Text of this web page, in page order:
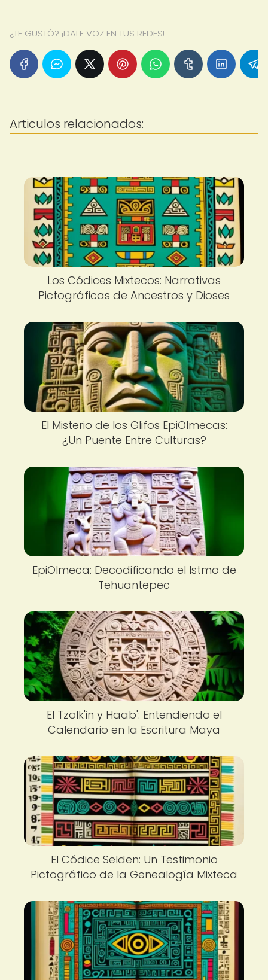
¿TE GUSTÓ? ¡DALE VOZ EN TUS REDES!
Articulos relacionados:
Los Códices Mixtecos: Narrativas
Pictográficas de Ancestros y Dioses
El Misterio de los Glifos EpiOlmecas:
¿Un Puente Entre Culturas?
EpiOlmeca: Decodificando el Istmo de
Tehuantepec
El Tzolk'in y Haab': Entendiendo el
Calendario en la Escritura Maya
El Códice Selden: Un Testimonio
Pictográfico de la Genealogía Mixteca